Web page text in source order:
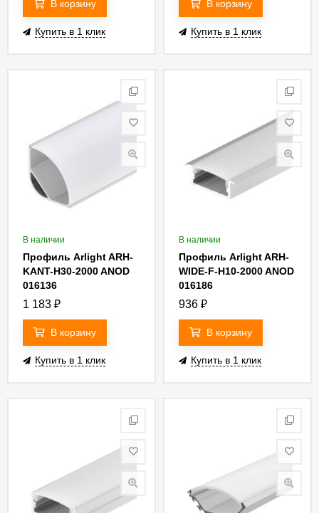
В корзину
Купить в 1 клик
В корзину
Купить в 1 клик
В наличии
Профиль Arlight ARH-
KANT-H30-2000 ANOD
016136
1 183 ₽
В корзину
Купить в 1 клик
В наличии
Профиль Arlight ARH-
WIDE-F-H10-2000 ANOD
016186
936 ₽
В корзину
Купить в 1 клик